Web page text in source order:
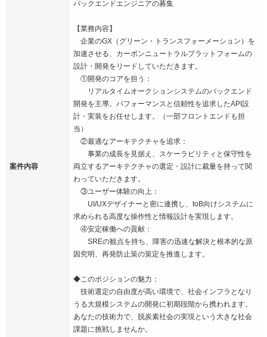
案件内容
バックエンドエンジニアの募集
【業務内容】
企業のGX（グリーン・トランスフォーメーション）を
加速させる、カーボンニュートラルプラットフォームの
設計・開発をリードしていただきます。
①開発のコアを担う：
リアルタイムオークションシステムのバックエンド
開発を主導。パフォーマンスと信頼性を追求したAPI設
計・実装をお任せします。（一部フロントエンドも担
当）
②最適なアーキテクチャを追求：
事業の成長を見据え、スケーラビリティと保守性を
両立するアーキテクチャの選定・設計に裁量を持って関
わっていただきます。
③ユーザー体験の向上：
UI/UXデザイナーと密に連携し、toB向けシステムに
求められる高度な操作性と情報設計を実現します。
④安定稼働への貢献：
SREの観点を持ち、障害の迅速な解決と根本的な原
因究明、再発防止策の策定を推進します。
◆このポジションの魅力：
技術選定の自由度が高い環境で、社会インフラとなり
うる大規模システムの開発に初期段階から携われます。
あなたの技術力で、脱炭素社会の実現という大きな社会
課題に挑戦しませんか。